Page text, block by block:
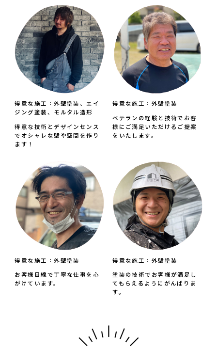
得意な施工：外壁塗装、エイ
ジング塗装、モルタル造形
得意な技術とデザインセンス
でオシャレな壁や空間を作り
ます！
得意な施工：外壁塗装
ベテランの経験と技術でお客
様にご満足いただけるご提案
をいたします。
得意な施工：外壁塗装
お客様目線で丁寧な仕事を心
がけています。
得意な施工：外壁塗装
塗装の技術でお客様が満足し
てもらえるようにがんばりま
す。